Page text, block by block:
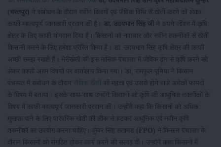
(भरतपुर) ने संबोधन के दौरान नवीन किस्मों एवं जैविक विधि से खेती करने को लेकर
काफी महत्वपूर्ण जानकारी प्रदान की है। डा, उदयभान सिंह जी ने अपने जीवन में कृषि
क्षेत्र के लिए काफी योगदान दिया है। किसानों को नवाचार और नवीन तकनीकों से खेती
किसानी करने के लिए हमेशा प्रेरित किया है। डा. उदयभान सिंह कृषि क्षेत्र की काफी
अच्छी समझ रखते हैं। मेरीखेती की इस मासिक पंचायत में जैविक ढ़ंग से कृषि करने को
लेकर काफी अहम विषयों पर वार्तालाप किया गया। डा, रामफूल पूनिया ने किसान
पंचायत में संबोधन के दौरान
जैविक खेती
की महत्ता एवं उससे होने वाले अनेकों फायदों
के विषय में बताया। इसके साथ-साथ उन्होंने किसानों को कृषि की आधुनिक तकनीकों के
विषय में काफी महत्वपूर्ण जानकारी प्रदान की। उन्होंने कहा कि किसानों को अधिक
मुनाफा पाने के लिए पारंपरिक खेती की लीक से हटकर आधुनिक एवं नवीन कृषि
तकनीकों का उपयोग करना चाहिए। कुंवर सिंह ततामड (FPO) ने किसान पंचायत के
दौरान किसानों को संगठित होकर कार्य करने की सलाह दी। उन्होंने कहा किसानों में